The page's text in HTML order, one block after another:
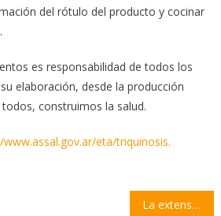
del rótulo del producto y cocinar
es responsabilidad de todos los
elaboración, desde la producción
construimos la salud.
eta/triquinosis.
La extensión horaria comenzará en agosto en 813 escuelas de la provincia